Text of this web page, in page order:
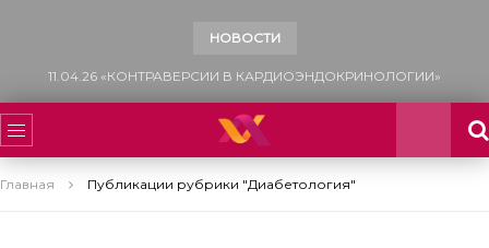
НОВОСТИ
Главная Публикации рубрики "Диабетология"